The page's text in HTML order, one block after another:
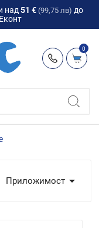
над 51 € (99,75 лв) до
0
Приложимост 